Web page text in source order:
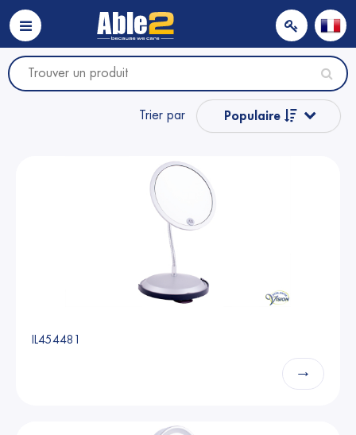
Trier par Populaire
Nom
Prix
IL454481
→